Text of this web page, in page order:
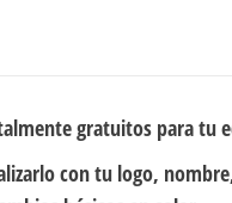
gratuitos para tu
con tu logo,